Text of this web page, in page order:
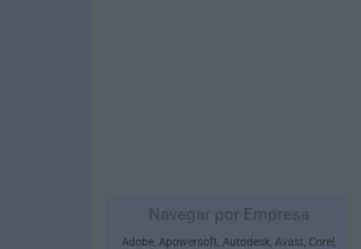
Adobe, Apowersoft, Autodesk, Avast, Corel ,